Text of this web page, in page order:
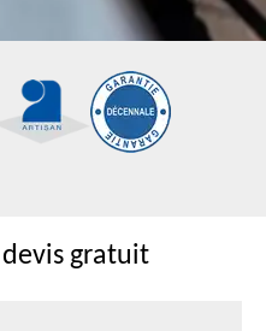
gratuit